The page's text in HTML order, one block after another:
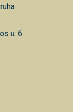
u. 6